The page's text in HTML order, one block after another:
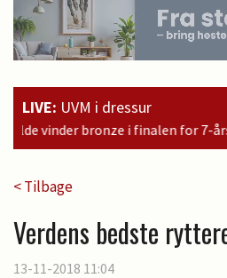
LIVE: UVM i dressur
for 7-års
< Tilbage
Verdens bedste
13-11-2018 11:04